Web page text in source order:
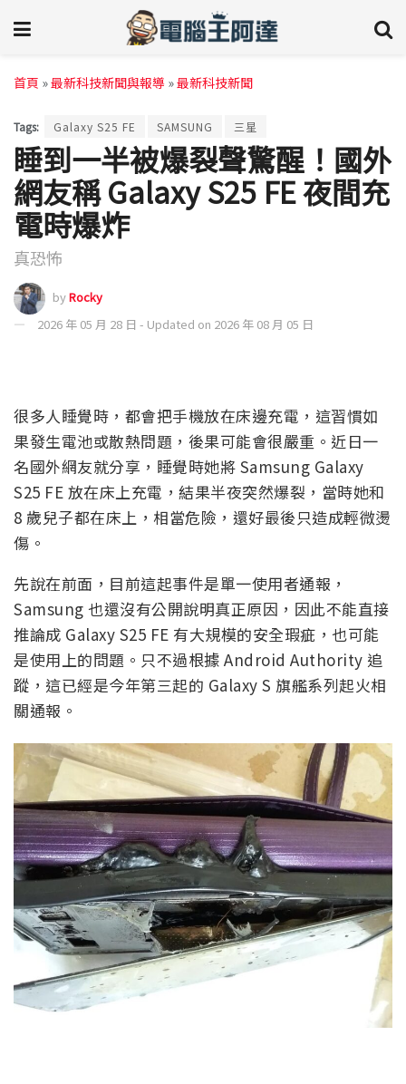
首頁 »最新科技新聞與報導 »最新科技新聞
Tags: Galaxy S25 FE SAMSUNG 三星
睡到一半被爆裂聲驚醒！國外
網友稱 Galaxy S25 FE 夜間充
電時爆炸
真恐怖
byRocky
2026 年 05 月 28 日 - Updated on 2026 年 08 月 05 日
很多人睡覺時，都會把手機放在床邊充電，這習慣如
果發生電池或散熱問題，後果可能會很嚴重。近日一
名國外網友就分享，睡覺時她將 Samsung Galaxy
S25 FE 放在床上充電，結果半夜突然爆裂，當時她和
8 歲兒子都在床上，相當危險，還好最後只造成輕微燙
傷。
先說在前面，目前這起事件是單一使用者通報，
Samsung 也還沒有公開說明真正原因，因此不能直接
推論成 Galaxy S25 FE 有大規模的安全瑕疵，也可能
是使用上的問題。只不過根據 Android Authority 追
蹤，這已經是今年第三起的 Galaxy S 旗艦系列起火相
關通報。